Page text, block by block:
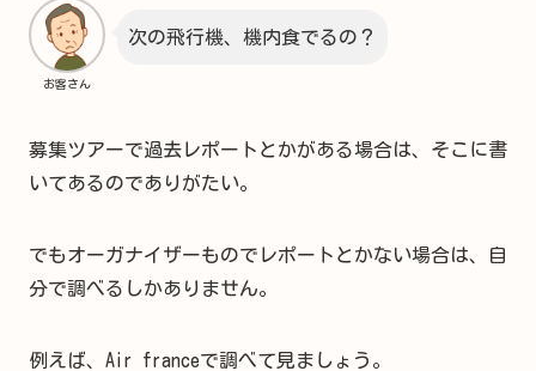
お客さん
次の飛行機、機内食でるの？
募集ツアーで過去レポートとかがある場合は、そこに書
いてあるのでありがたい。
でもオーガナイザーものでレポートとかない場合は、自
分で調べるしかありません。
例えば、Air franceで調べて見ましょう。